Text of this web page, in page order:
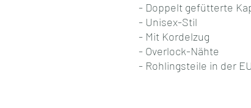
- Doppelt gefütterte
- Unisex-Stil
- Mit Kordelzug
- Overlock-Nähte
- Rohlingsteile in der